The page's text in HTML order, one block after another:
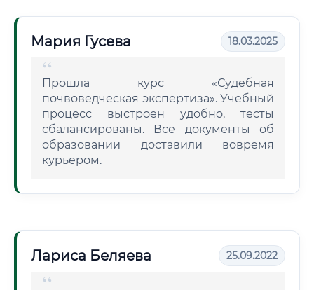
Мария Гусева 18.03.2025
Прошла курс «Судебная
почвоведческая экспертиза». Учебный
процесс выстроен удобно, тесты
сбалансированы. Все документы об
образовании доставили вовремя
курьером.
Лариса Беляева 25.09.2022